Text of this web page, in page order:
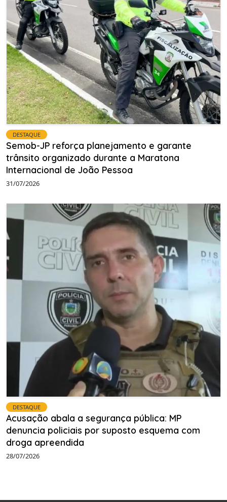
DESTAQUE
Semob-JP reforça planejamento e garante
trânsito organizado durante a Maratona
Internacional de João Pessoa
31/07/2026
DESTAQUE
Acusação abala a segurança pública: MP
denuncia policiais por suposto esquema com
droga apreendida
28/07/2026